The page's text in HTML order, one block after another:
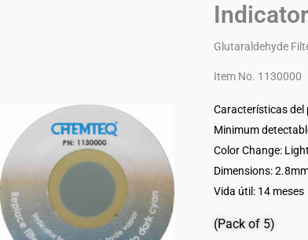
Glutaraldehyde
Item No. 1130000
Características del
Minimum
Color Change:
Dimensions:
Vida útil: 14 meses
(Pack of 5)